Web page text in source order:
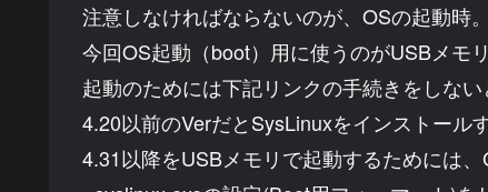
注意しなければならないのが、OSの起動時。
今回OS起動（boot）用に使うのがUSBメモ
起動のためには下記リンクの手続きをしない
4.20以前のVerだとSysLinuxをインストール
4.31以降をUSBメモリで起動するためには